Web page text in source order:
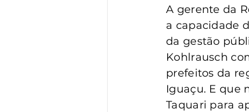
A gerente da
a capacidade
da gestão
Kohlrausch
prefeitos da
Iguaçu. E que
Taquari para